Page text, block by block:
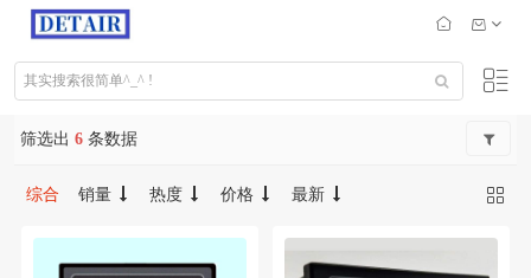
筛选出 6 条数据
综合 销量 热度 价格 最新